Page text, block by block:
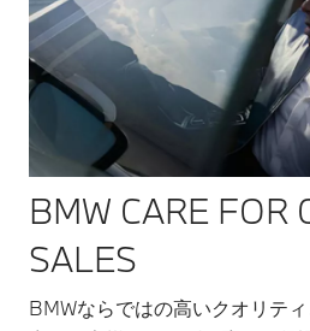
BMW CARE FOR
SALES
BMWならではの高いクオリテ